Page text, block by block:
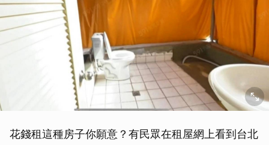
花錢租這種房子你願意？有民眾在租屋網上看到台北